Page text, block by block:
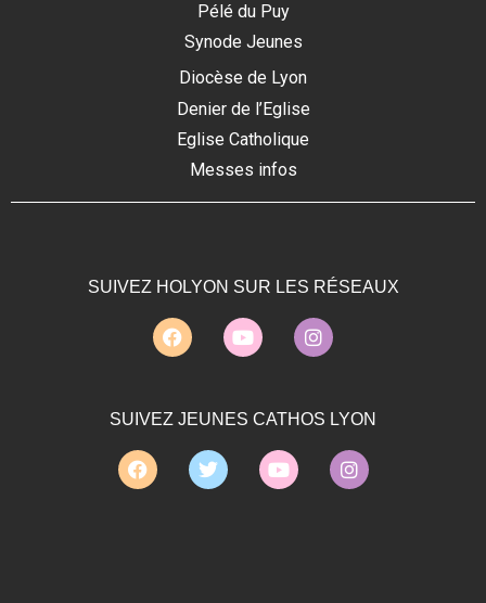
Pélé du Puy
Synode Jeunes
Diocèse de Lyon
Denier de l’Eglise
Eglise Catholique
Messes infos
SUIVEZ HOLYON SUR LES RÉSEAUX
SUIVEZ JEUNES CATHOS LYON